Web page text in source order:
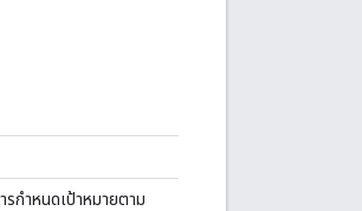
รกำหนดเป้าหมายตาม